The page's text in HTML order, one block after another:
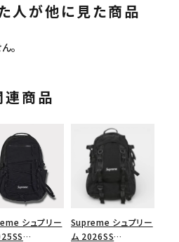
人が他に見た商品
。
連商品
シュプリー
Supreme シュプリー
ム 2026SS